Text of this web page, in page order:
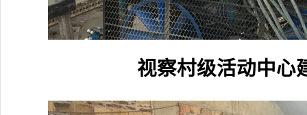
视察村级活动中心